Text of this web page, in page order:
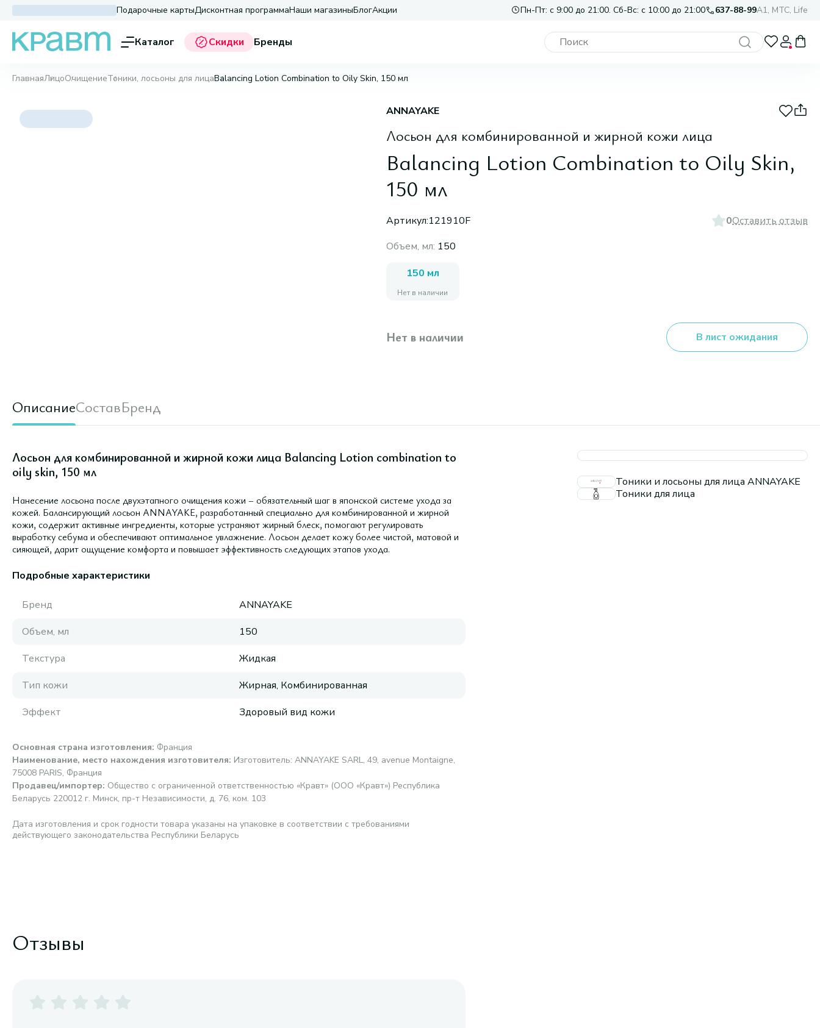
Подарочные картыДисконтная программаНаши магазиныБлогАкции Пн-Пт: с 9:00 до 21:00. Сб-Вс: с 10:00 до 21:00 637-88-99A1, МТС, Life
Каталог Скидки Бренды
ГлавнаяЛицоОчищениеТоники, лосьоны для лицаBalancing Lotion Combination to Oily Skin, 150 мл
ANNAYAKE
Лосьон для комбинированной и жирной кожи лица
Balancing Lotion Combination to Oily Skin,
150 мл
Артикул:121910F 0Оставить отзыв
Объем, мл: 150
150 мл
Нет в наличии
Нет в наличии В лист ожидания
ОписаниеСоставБренд
Лосьон для комбинированной и жирной кожи лица Balancing Lotion combination to
oily skin, 150 мл
Нанесение лосьона после двухэтапного очищения кожи – обязательный шаг в японской системе ухода за
кожей. Балансирующий лосьон ANNAYAKE, разработанный специально для комбинированной и жирной
кожи, содержит активные ингредиенты, которые устраняют жирный блеск, помогают регулировать
выработку себума и обеспечивают оптимальное увлажнение. Лосьон делает кожу более чистой, матовой и
сияющей, дарит ощущение комфорта и повышает эффективность следующих этапов ухода.
Подробные характеристики
Бренд
ANNAYAKE
Объем, мл
150
Текстура
Жидкая
Тип кожи
Жирная, Комбинированная
Эффект
Здоровый вид кожи
Основная страна изготовления: Франция
Наименование, место нахождения изготовителя: Изготовитель: ANNAYAKE SARL, 49, avenue Montaigne,
75008 PARIS, Франция
Продавец/импортер: Общество с ограниченной ответственностью «Кравт» (ООО «Кравт») Республика
Беларусь 220012 г. Минск, пр-т Независимости, д. 76, ком. 103
Дата изготовления и срок годности товара указаны на упаковке в соответствии с требованиями
действующего законодательства Республики Беларусь
Тоники и лосьоны для лица ANNAYAKE
Тоники для лица
Отзывы